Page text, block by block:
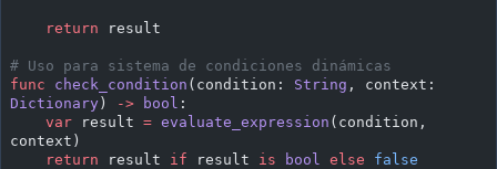
    return
result
# Uso para sistema de condiciones dinámicas
func check_condition (condition: String
Dictionary ) -> bool :
    var
result = evaluate_expression (condition,
context)
    return
result if result is bool else false